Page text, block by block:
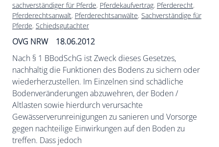
sachverständiger für Pferde, Pferdekaufvertrag, Pferderecht,
Pferderechtsanwalt, Pferderechtsanwälte, Sachverständige für
Pferde, Schiedsgutachter
OVG NRW 18.06.2012
Nach § 1 BBodSchG ist Zweck dieses Gesetzes,
nachhaltig die Funktionen des Bodens zu sichern oder
wiederherzustellen. Im Einzelnen sind schädliche
Bodenveränderungen abzuwehren, der Boden /
Altlasten sowie hierdurch verursachte
Gewässerverunreinigungen zu sanieren und Vorsorge
gegen nachteilige Einwirkungen auf den Boden zu
treffen. Dass jedoch